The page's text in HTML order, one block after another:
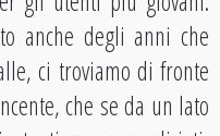
anche degli anni che
ci troviamo di fronte
che se da un lato